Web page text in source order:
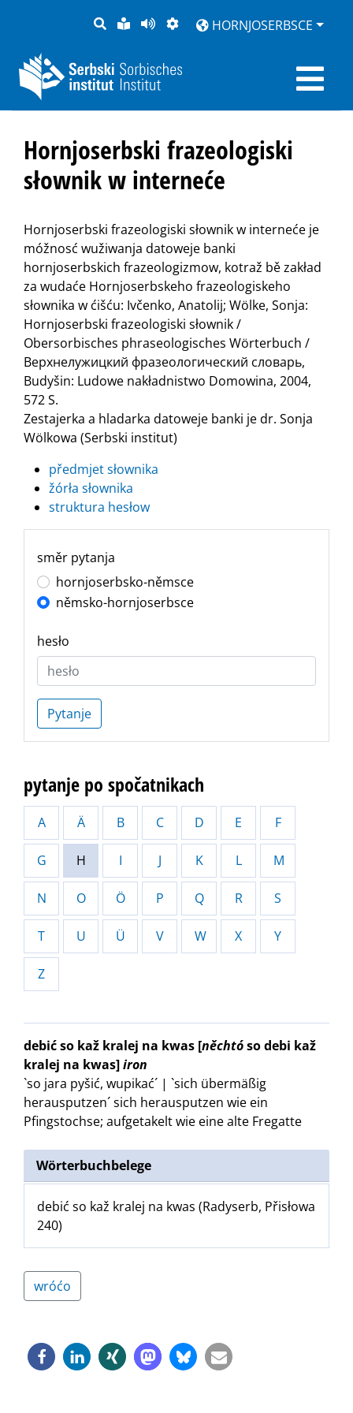
PYTANJE
LOCHKA
RĚČ
STRONU
PŘEDČITAĆ
ZWOBRAZNJENJE
HORNJOSERBSCE
Hornjoserbski frazeologiski
słownik w interneće
Hornjoserbski frazeologiski słownik w interneće je
móžnosć wužiwanja datoweje banki
hornjoserbskich frazeologizmow, kotraž bě zakład
za wudaće Hornjoserbskeho frazeologiskeho
słownika w ćišću: Ivčenko, Anatolij; Wölke, Sonja:
Hornjoserbski frazeologiski słownik /
Obersorbisches phraseologisches Wörterbuch /
Верхнелужицкий фразеологический словарь,
Budyšin: Ludowe nakładnistwo Domowina, 2004,
572 S.
Zestajerka a hladarka datoweje banki je dr. Sonja
Wölkowa (Serbski institut)
předmjet słownika
žórła słownika
struktura hesłow
směr pytanja
hornjoserbsko-němsce
němsko-hornjoserbsce
hesło
Pytanje
pytanje po spočatnikach
A Ä B C D E F
G H I J K L M
N O Ö P Q R S
T U Ü V W X Y
Z
debić so kaž kralej na kwas [něchtóso debi kaž
kralej na kwas]iron
`so jara pyšić, wupikać´ | `sich übermäßig
herausputzen´sich herausputzen wie ein
Pfingstochse; aufgetakelt wie eine alte Fregatte
Wörterbuchbelege
debić so kaž kralej na kwas (Radyserb, Přisłowa
240)
wróćo